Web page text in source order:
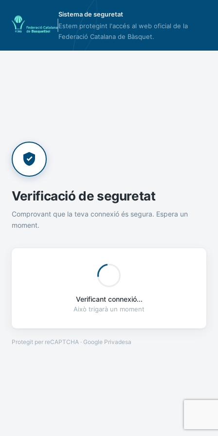
Sistema de seguretat
Estem protegint l'accés al web oficial de la
Federació Catalana de Bàsquet.
Verificació de seguretat
Comprovant que la teva connexió és segura. Espera un
moment.
Verificant connexió...
Això trigarà un moment
Protegit per reCAPTCHA · Google Privadesa